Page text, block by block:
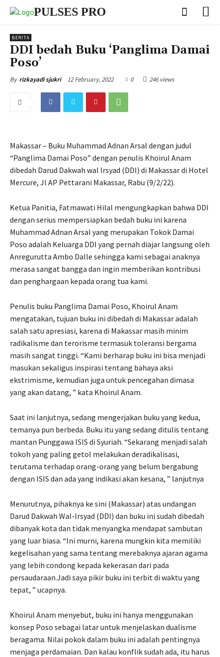
PULSES PRO
BERITA
DDI bedah Buku ‘Panglima Damai
Poso’
By rizkayadi sjukri 12 February, 2022 0 246 views
Makassar – Buku Muhammad Adnan Arsal dengan judul
“Panglima Damai Poso” dengan penulis Khoirul Anam
dibedah Darud Dakwah wal Irsyad (DDI) di Makassar di Hotel
Mercure, Jl AP Pettarani Makassar, Rabu (9/2/22).
Ketua Panitia, Fatmawati Hilal mengungkapkan bahwa DDI
dengan serius mempersiapkan bedah buku ini karena
Muhammad Adnan Arsal yang merupakan Tokok Damai
Poso adalah Keluarga DDI yang pernah diajar langsung oleh
Anregurutta Ambo Dalle sehingga kami sebagai anaknya
merasa sangat bangga dan ingin memberikan kontribusi
dan penghargaan kepada orang tua kami.
Penulis buku Panglima Damai Poso, Khoirul Anam
mengatakan, tujuan buku ini dibedah di Makassar adalah
salah satu apresiasi, karena di Makassar masih minim
radikalisme dan terorisme termasuk toleransi bergama
masih sangat tinggi. “Kami berharap buku ini bisa menjadi
masukan sekaligus inspirasi tentang bahaya aksi
ekstrimisme, kemudian juga untuk pencegahan dimasa
yang akan datang, ” kata Khoirul Anam.
Saat ini lanjutnya, sedang mengerjakan buku yang kedua,
temanya pun berbeda. Buku itu yang sedang ditulis tentang
mantan Punggawa ISIS di Syuriah. “Sekarang menjadi salah
tokoh yang paling getol melakukan deradikalisasi,
terutama terhadap orang-orang yang belum bergabung
dengan ISIS dan ada yang indikasi akan kesana, ” lanjutnya
Menurutnya, pihaknya ke sini (Makassar) atas undangan
Darud Dakwah Wal-Irsyad (DDI) dan buku ini sudah dibedah
dibanyak kota dan tidak menyangka mendapat sambutan
yang luar biasa. “Ini murni, karena mungkin kita memiliki
kegelisahan yang sama tentang merebaknya ajaran agama
yang lebih condong kepada kekerasan dari pada
persaudaraan.Jadi saya pikir buku ini terbit di waktu yang
tepat, ” ucapnya.
Khoirul Anam menyebut, buku ini hanya menggunakan
konsep Poso sebagai latar untuk menjelaskan dualisme
beragama. Nilai pokok dalam buku ini adalah pentingnya
menjaga perdamaian. Dan kalau konflik sudah ada, itu harus